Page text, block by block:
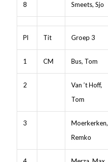
8 Smeets, Sjo
Pl Tit Groep 3
1 CM Bus, Tom
2
Van ’t Hoff,
Tom
3
Moerkerken,
Remko